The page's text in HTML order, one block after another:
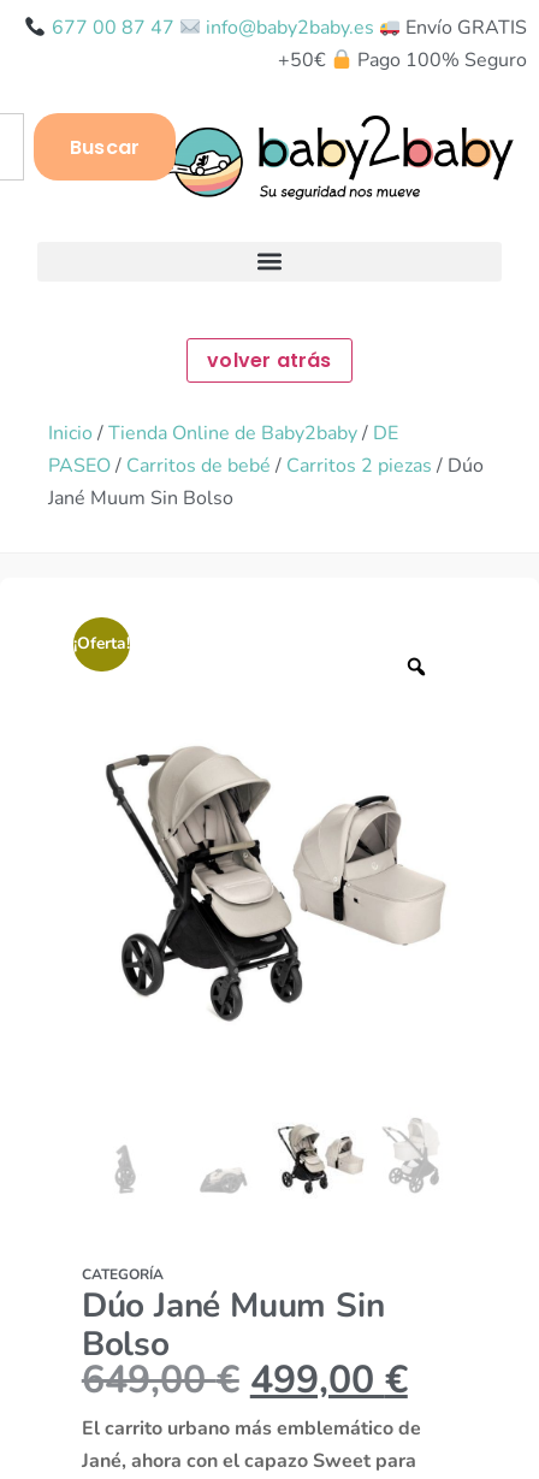
677 00 87 47 info@baby2baby.es
Envío GRATIS
+50€
Pago 100% Seguro
Buscar
Inicio /Tienda Online de Baby2baby/ DE
PASEO/ Carritos de bebé / Carritos 2 piezas / Dúo
Jané Muum Sin Bolso
¡Oferta!
CATEGORÍA
Dúo Jané Muum Sin
Bolso
649,00€ 499,00 €
El carrito urbano más emblemático de
Jané, ahora con el capazo Sweet para